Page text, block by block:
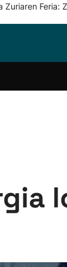
Zuriaren Feria: